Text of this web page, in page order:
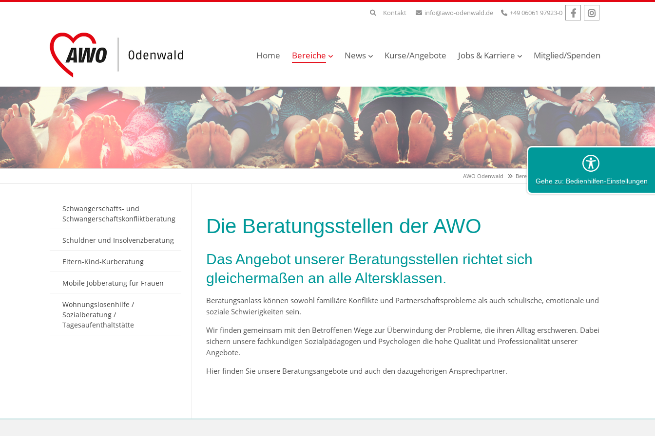
Kontakt info@awo-odenwald.de +49 06061 97923-0
Home Bereiche News Kurse/Angebote Jobs & Karriere Mitglied/Spenden
AWO Odenwald Bereiche
Die Beratungsstellen der AWO
Das Angebot unserer Beratungsstellen richtet sich
gleichermaßen an alle Altersklassen.
Beratungsanlass können sowohl familiäre Konflikte und Partnerschaftsprobleme als auch schulische, emotionale und
soziale Schwierigkeiten sein.
Wir finden gemeinsam mit den Betroffenen Wege zur Überwindung der Probleme, die ihren Alltag erschweren. Dabei
sichern unsere fachkundigen Sozialpädagogen und Psychologen die hohe Qualität und Professionalität unserer
Angebote.
Hier finden Sie unsere Beratungsangebote und auch den dazugehörigen Ansprechpartner.
Schwangerschafts- und
Schwangerschaftskonfliktberatung
Schuldner und Insolvenzberatung
Eltern-Kind-Kurberatung
Mobile Jobberatung für Frauen
Wohnungslosenhilfe /
Sozialberatung /
Tagesaufenthaltstätte
Gehe zu: Bedienhilfen-Einstellungen